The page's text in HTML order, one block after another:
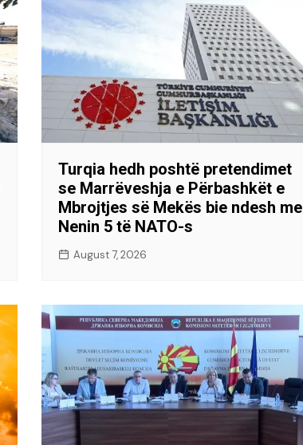
Turqia hedh poshtë pretendimet
se Marrëveshja e Përbashkët e
Mbrojtjes së Mekës bie ndesh me
Nenin 5 të NATO-s
August 7, 2026